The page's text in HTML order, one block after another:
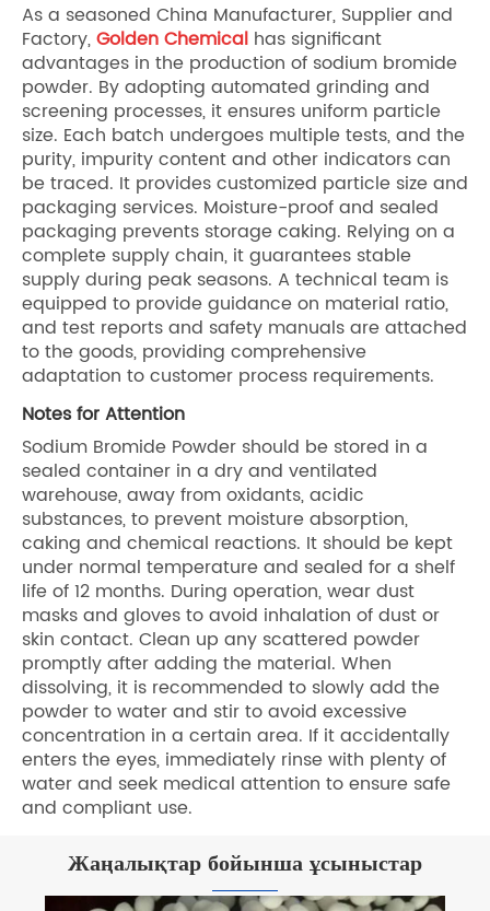
As a seasoned China Manufacturer, Supplier and
Factory,Golden Chemical has significant
advantages in the production of sodium bromide
powder. By adopting automated grinding and
screening processes, it ensures uniform particle
size. Each batch undergoes multiple tests, and the
purity, impurity content and other indicators can
be traced. It provides customized particle size and
packaging services. Moisture-proof and sealed
packaging prevents storage caking. Relying on a
complete supply chain, it guarantees stable
supply during peak seasons. A technical team is
equipped to provide guidance on material ratio,
and test reports and safety manuals are attached
to the goods, providing comprehensive
adaptation to customer process requirements.
Notes for Attention
Sodium Bromide Powder should be stored in a
sealed container in a dry and ventilated
warehouse, away from oxidants, acidic
substances, to prevent moisture absorption,
caking and chemical reactions. It should be kept
under normal temperature and sealed for a shelf
life of 12 months. During operation, wear dust
masks and gloves to avoid inhalation of dust or
skin contact. Clean up any scattered powder
promptly after adding the material. When
dissolving, it is recommended to slowly add the
powder to water and stir to avoid excessive
concentration in a certain area. If it accidentally
enters the eyes, immediately rinse with plenty of
water and seek medical attention to ensure safe
and compliant use.
Жаңалықтар бойынша ұсыныстар